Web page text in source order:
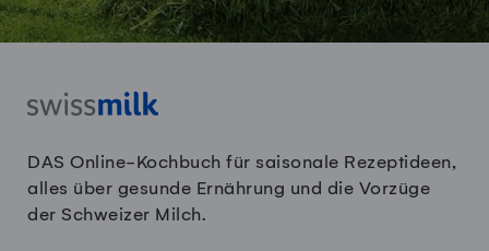
DAS Online-Kochbuch für saisonale Rezeptideen,
alles über gesunde Ernährung und die Vorzüge
der Schweizer Milch.